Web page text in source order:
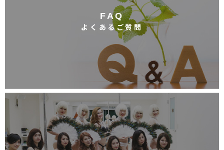
FAQ
よくあるご質問